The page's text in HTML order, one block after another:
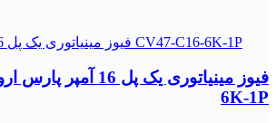
6K-1P